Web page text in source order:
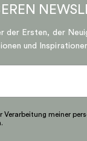
der Ersten, der
und
Verarbeitung meiner